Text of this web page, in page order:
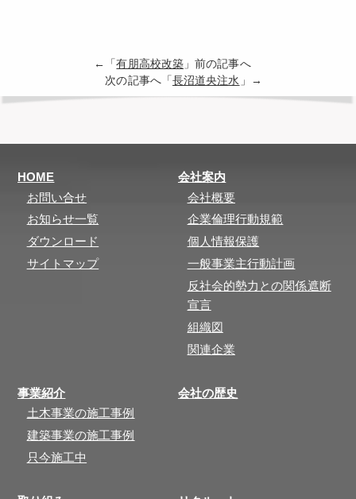
←「有朋高校改築 」前の記事へ
次の記事へ「長沼道央注水 」→
HOME
お問い合せ
お知らせ一覧
ダウンロード
サイトマップ
会社案内
会社概要
企業倫理行動規範
個人情報保護
一般事業主行動計画
反社会的勢力との関係遮断
宣言
組織図
関連企業
事業紹介
土木事業の施工事例
建築事業の施工事例
只今施工中
会社の歴史